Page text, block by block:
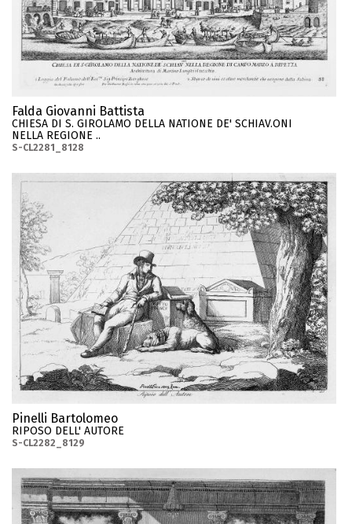
Falda Giovanni Battista
CHIESA DI S. GIROLAMO DELLA NATIONE DE' SCHIAV.ONI
NELLA REGIONE ..
S-CL2281_8128
Pinelli Bartolomeo
RIPOSO DELL' AUTORE
S-CL2282_8129